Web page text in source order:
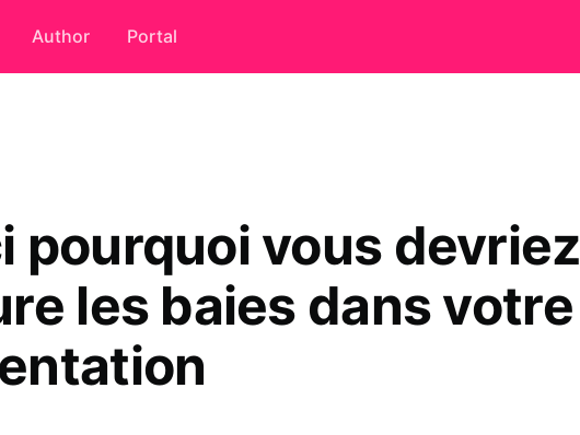
Author Portal
pourquoi vous devriez
les baies dans votre